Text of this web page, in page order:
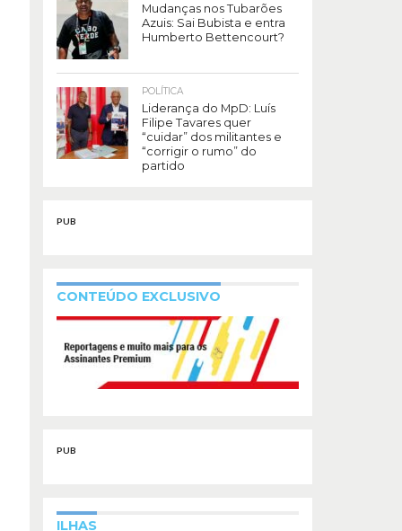
Mudanças nos Tubarões
Azuis: Sai Bubista e entra
Humberto Bettencourt?
POLÍTICA
Liderança do MpD: Luís
Filipe Tavares quer
“cuidar” dos militantes e
“corrigir o rumo” do
partido
PUB
CONTEÚDO EXCLUSIVO
PUB
ILHAS